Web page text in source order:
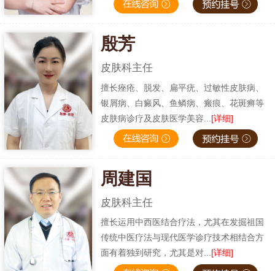
殷芳
皮肤科主任
擅长痤疮、脱发、扁平疣、过敏性皮肤病、
银屑病、白癜风、鱼鳞病、瘢痕、花斑癣等
皮肤病诊疗及皮肤医学美容... [详细]
周建国
皮肤科主任
擅长运用中西医结合疗法，尤其在发掘祖国
传统中医疗法与现代医学诊疗技术相结合方
面有着独到研究，尤其是对...[详细]